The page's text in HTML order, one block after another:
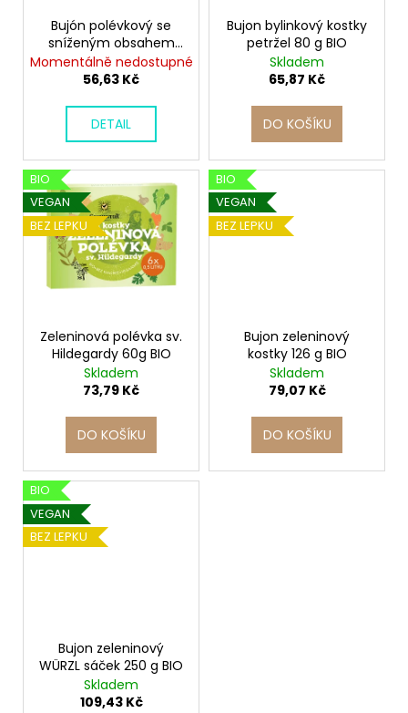
d
Bujón polévkový se
sníženým obsahem
soli 60 g BIO
Momentálně nedostupné
56,63 Kč
DETAIL
Bujon bylinkový kostky
petržel 80 g BIO
Skladem
65,87 Kč
DO KOŠÍKU
BIO
VEGAN
BEZ LEPKU
Zeleninová polévka sv.
Hildegardy 60g BIO
Skladem
73,79 Kč
DO KOŠÍKU
BIO
VEGAN
BEZ LEPKU
Bujon zeleninový
kostky 126 g BIO
Skladem
79,07 Kč
DO KOŠÍKU
BIO
VEGAN
BEZ LEPKU
Bujon zeleninový
WÜRZL sáček 250 g BIO
Skladem
109,43 Kč
HLEDAT
e
m
e